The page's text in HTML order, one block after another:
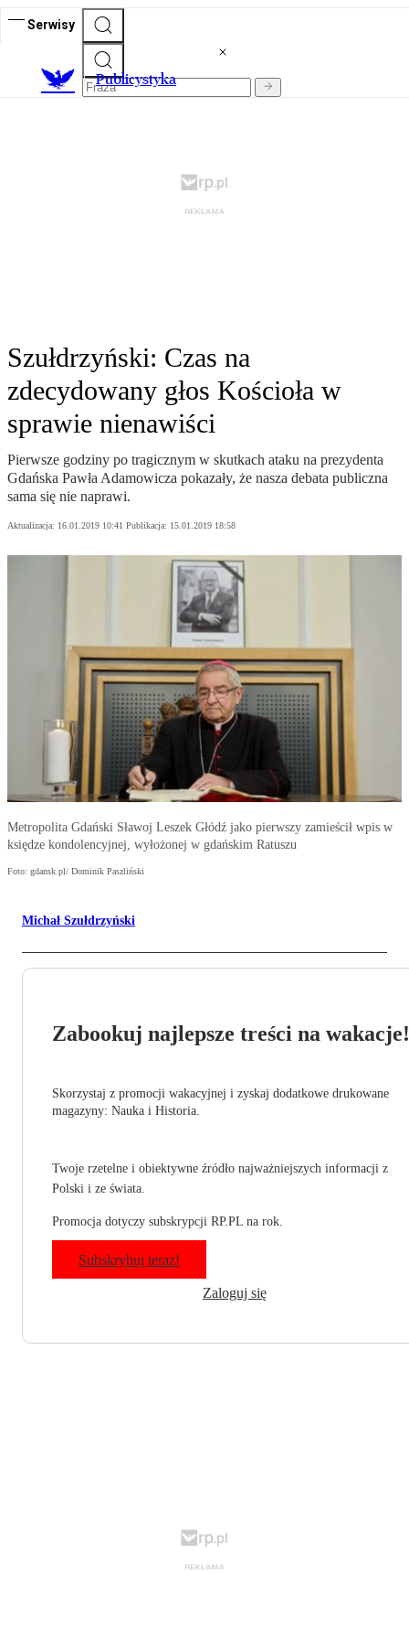
Serwisy
Publicystyka
Szułdrzyński: Czas na
zdecydowany głos Kościoła w
sprawie nienawiści
Pierwsze godziny po tragicznym w skutkach ataku na prezydenta
Gdańska Pawła Adamowicza pokazały, że nasza debata publiczna
sama się nie naprawi.
Aktualizacja: 16.01.2019 10:41 Publikacja: 15.01.2019 18:58
Metropolita Gdański Sławoj Leszek Głódź jako pierwszy zamieścił wpis w
księdze kondolencyjnej, wyłożonej w gdańskim Ratuszu
Foto: gdansk.pl/ Dominik Paszliński
Michał Szułdrzyński
Zabookuj najlepsze treści na wakacje!
Skorzystaj z promocji wakacyjnej i zyskaj dodatkowe drukowane
magazyny: Nauka i Historia.
Twoje rzetelne i obiektywne źródło najważniejszych informacji z
Polski i ze świata.
Promocja dotyczy subskrypcji RP.PL na rok.
Subskrybuj teraz!
Zaloguj się